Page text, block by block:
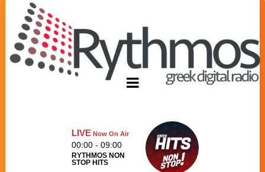
LIVENow On Air
00:00 - 09:00
RYTHMOS NON
STOP HITS